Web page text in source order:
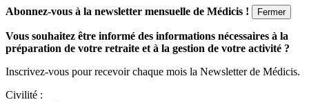
Abonnez-vous à la newsletter mensuelle de Médicis ! Fermer
Vous souhaitez être informé des informations nécessaires à la
préparation de votre retraite et à la gestion de votre activité ?
Inscrivez-vous pour recevoir chaque mois la Newsletter de Médicis.
Civilité :